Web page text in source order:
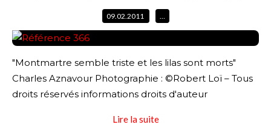
09.02.2011 …
"Montmartre semble triste et les lilas sont morts"
Charles Aznavour Photographie : ©Robert Loï – Tous
droits réservés informations droits d'auteur
Lire la suite